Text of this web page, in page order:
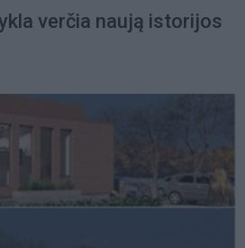
verčia naują istorijos